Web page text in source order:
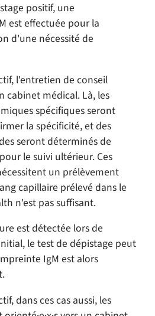
positif, une
est effectuée pour la
d'une nécessité de
l'entretien de conseil
cabinet médical. Là, les
spécifiques seront
la spécificité, et des
seront déterminés de
le suivi ultérieur. Ces
un prélèvement
capillaire prélevé dans le
n'est pas suffisant.
est détectée lors de
le test de dépistage peut
IgM est alors
dans ces cas aussi, les